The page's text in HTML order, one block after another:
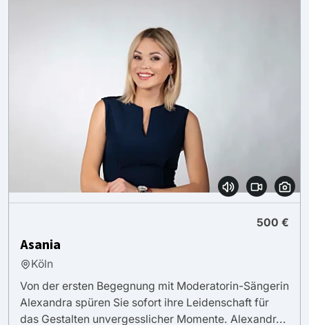
500 €
Asania
Köln
Von der ersten Begegnung mit Moderatorin-Sängerin
Alexandra spüren Sie sofort ihre Leidenschaft für
das Gestalten unvergesslicher Momente. Alexandr...